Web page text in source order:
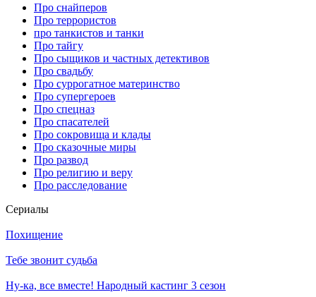
Про снайперов
Про террористов
про танкистов и танки
Про тайгу
Про сыщиков и частных детективов
Про свадьбу
Про суррогатное материнство
Про супергероев
Про спецназ
Про спасателей
Про сокровища и клады
Про сказочные миры
Про развод
Про религию и веру
Про расследование
Се­риа­лы
Похищение
Тебе звонит судьба
Ну-ка, все вместе! Народный кастинг 3 сезон